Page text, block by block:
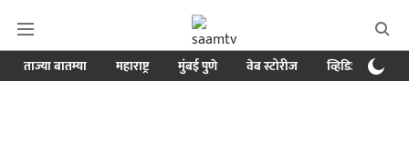
ताज्या बातम्या महाराष्ट्र मुंबई पुणे वेब स्टोरीज व्हिडिओ